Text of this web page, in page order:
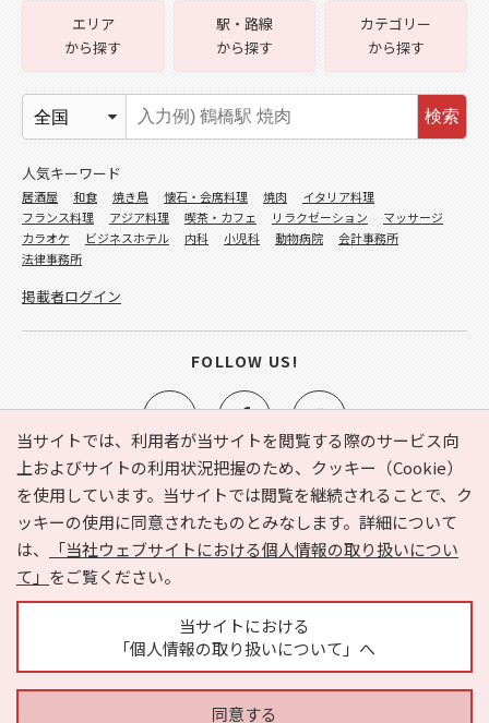
当サイトでは、利用者が当サイトを閲覧する際のサービス向
上およびサイトの利用状況把握のため、クッキー（Cookie）
を使用しています。当サイトでは閲覧を継続されることで、ク
ッキーの使用に同意されたものとみなします。詳細について
は、
「当社ウェブサイトにおける個人情報の取り扱いについ
て」 をご覧ください。
当サイトにおける
「個人情報の取り扱いについて」へ
同意する
e-NAVITA（イーナビタ）とは？ お気に入り
ヘルプ
利用規約
個人情報の取り扱いについて
運営会社
サイトマップ
広告掲載に関するお問い合わせ
エリア
から探す
駅・路線
から探す
カテゴリー
から探す
検索
人気キーワード
居酒屋 和食 焼き鳥 懐石・会席料理 焼肉
イタリア料理
フランス料理
アジア料理 喫茶・カフェ リラクゼーション
マッサージ
カラオケ
ビジネスホテル 内科 小児科 動物病院
会計事務所
法律事務所
掲載者ログイン
FOLLOW US!